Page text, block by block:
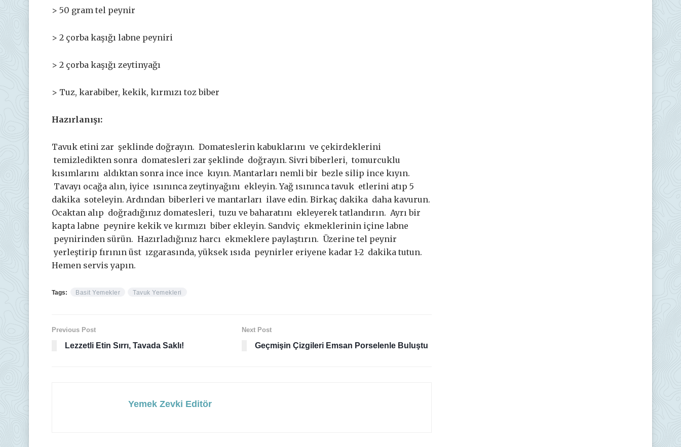
> 50 gram tel peynir
> 2 çorba kaşığı labne peyniri
> 2 çorba kaşığı zeytinyağı
> Tuz, karabiber, kekik, kırmızı toz biber
Hazırlanışı:
Tavuk etini zar şeklinde doğrayın. Domateslerin kabuklarını ve çekirdeklerini
temizledikten sonra domatesleri zar şeklinde doğrayın. Sivri biberleri, tomurcuklu
kısımlarını aldıktan sonra ince ince kıyın. Mantarları nemli bir bezle silip ince kıyın.
Tavayı ocağa alın, iyice ısınınca zeytinyağını ekleyin. Yağ ısınınca tavuk etlerini atıp 5
dakika soteleyin. Ardından biberleri ve mantarları ilave edin. Birkaç dakika daha kavurun.
Ocaktan alıp doğradığınız domatesleri, tuzu ve baharatını ekleyerek tatlandırın. Ayrı bir
kapta labne peynire kekik ve kırmızı biber ekleyin. Sandviç ekmeklerinin içine labne
peynirinden sürün. Hazırladığınız harcı ekmeklere paylaştırın. Üzerine tel peynir
yerleştirip fırının üst ızgarasında, yüksek ısıda peynirler eriyene kadar 1-2 dakika tutun.
Hemen servis yapın.
Tags: Basit Yemekler Tavuk Yemekleri
Previous Post
Lezzetli Etin Sırrı, Tavada Saklı!
Next Post
Geçmişin Çizgileri Emsan Porselenle Buluştu
Yemek Zevki Editör